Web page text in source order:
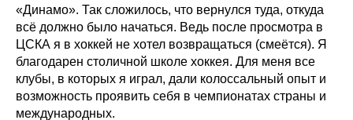
«Динамо». Так сложилось, что вернулся туда, откуда
всё должно было начаться. Ведь после просмотра в
ЦСКА я в хоккей не хотел возвращаться (смеётся). Я
благодарен столичной школе хоккея. Для меня все
клубы, в которых я играл, дали колоссальный опыт и
возможность проявить себя в чемпионатах страны и
международных.